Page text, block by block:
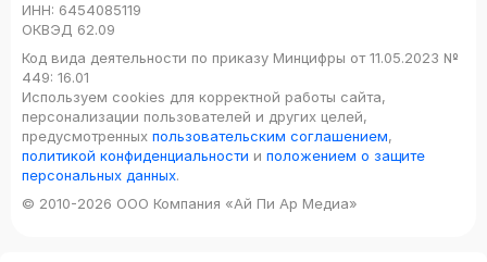
ИНН: 6454085119
ОКВЭД 62.09
Код вида деятельности по приказу Минцифры от 11.05.2023 №
449: 16.01
Используем cookies для корректной работы сайта,
персонализации пользователей и других целей,
предусмотренных пользовательским соглашением,
политикой конфиденциальности и положением о защите
персональных данных.
© 2010-2026 ООО Компания «Ай Пи Ар Медиа»